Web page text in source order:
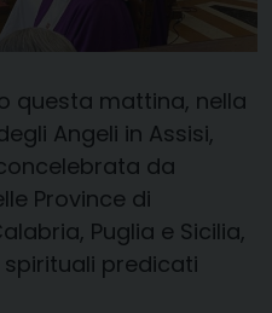
questa mattina, nella
Angeli in Assisi,
da
Province di
Puglia e Sicilia,
predicati